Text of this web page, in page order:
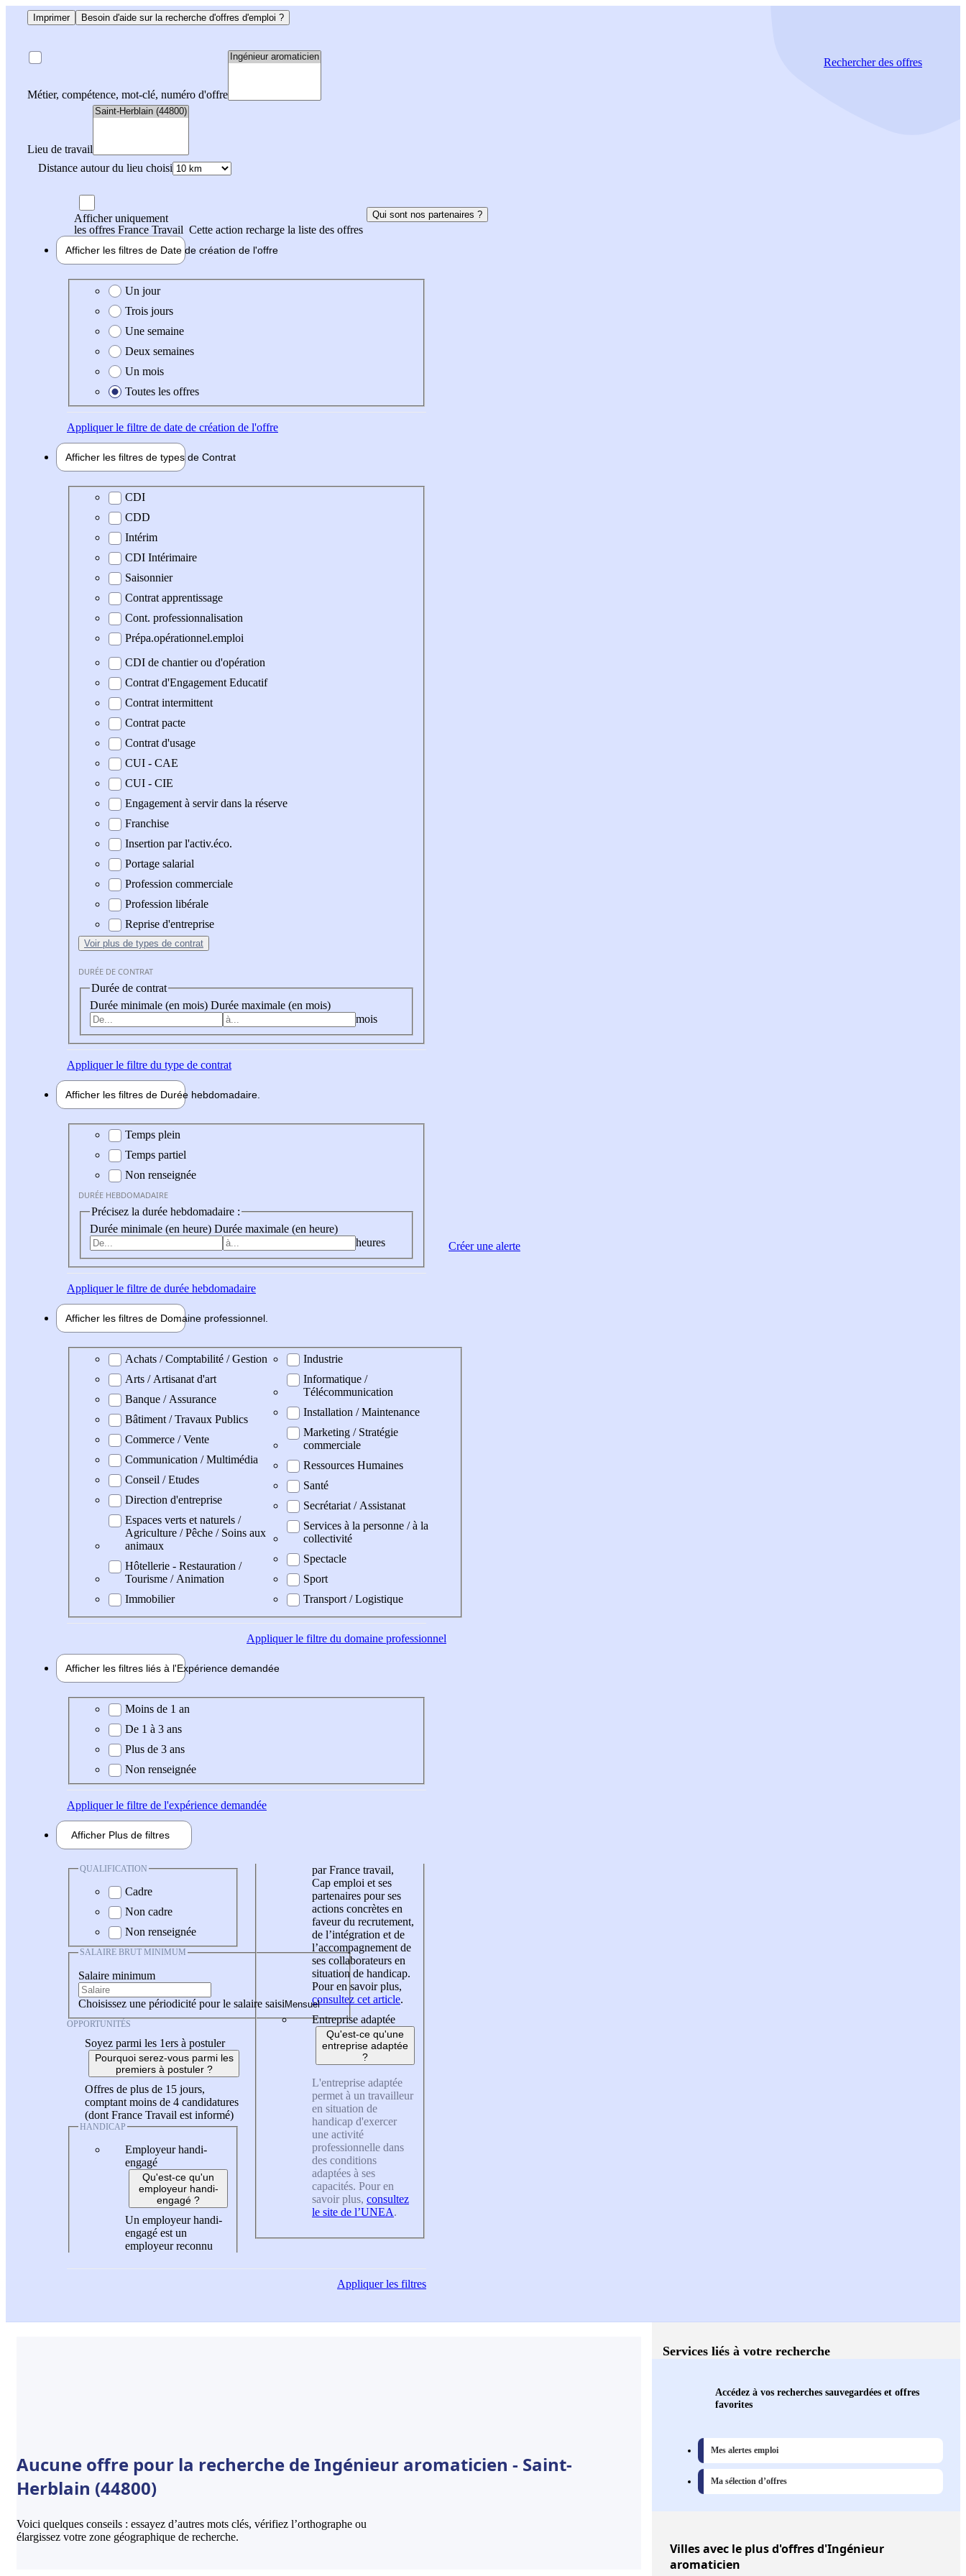
Imprimer Besoin d'aide sur la recherche d'offres d'emploi ?
Métier, compétence, mot-clé, numéro d'offre
Lieu de travail
Distance autour du lieu choisi
Rechercherdes offres
Afficher uniquement
les offres France Travail Cette action recharge la liste des offres
Qui sont nos partenaires ?
Afficher les filtres de Date de création de l'offre
Date de création de l'offre
Un jour
Trois jours
Une semaine
Deux semaines
Un mois
Toutes les offres
Appliquerle filtre de date de création de l'offre
Afficher les filtres de types de Contrat
Type de contrat
CDI
CDD
Intérim
CDI Intérimaire
Saisonnier
Contrat apprentissage
Cont. professionnalisation
Prépa.opérationnel.emploi
CDI de chantier ou d'opération
Contrat d'Engagement Educatif
Contrat intermittent
Contrat pacte
Contrat d'usage
CUI - CAE
CUI - CIE
Engagement à servir dans la réserve
Franchise
Insertion par l'activ.éco.
Portage salarial
Profession commerciale
Profession libérale
Reprise d'entreprise
Voir plus de types de contrat
DURÉE DE CONTRAT
Durée de contrat
Durée minimale (en mois) Durée maximale (en mois)
mois
Appliquerle filtre du type de contrat
Afficher les filtres de Durée hebdomadaire
Durée hebdomadaire
Temps plein
Temps partiel
Non renseignée
DURÉE HEBDOMADAIRE
Précisez la durée hebdomadaire :
Durée minimale (en heure) Durée maximale (en heure)
heures
Appliquerle filtre de durée hebdomadaire
Afficher les filtres de Domaine professionnel
Domaine professionel
Achats / Comptabilité / Gestion
Arts / Artisanat d'art
Banque / Assurance
Bâtiment / Travaux Publics
Commerce / Vente
Communication / Multimédia
Conseil / Etudes
Direction d'entreprise
Espaces verts et naturels /
Agriculture / Pêche / Soins aux
animaux
Hôtellerie - Restauration /
Tourisme / Animation
Immobilier
Industrie
Informatique /
Télécommunication
Installation / Maintenance
Marketing / Stratégie
commerciale
Ressources Humaines
Santé
Secrétariat / Assistanat
Services à la personne / à la
collectivité
Spectacle
Sport
Transport / Logistique
Appliquerle filtre du domaine professionnel
Afficher les filtres liés à l'Expérience demandée
Expérience demandée
Moins de 1 an
De 1 à 3 ans
Plus de 3 ans
Non renseignée
Appliquerle filtre de l'expérience demandée
Afficher Plus de filtres
QUALIFICATION
Cadre
Non cadre
Non renseignée
SALAIRE BRUT MINIMUM
Salaire minimum
Choisissez une périodicité pour le salaire saisi
OPPORTUNITÉS
Soyez parmi les 1ers à postuler
Pourquoi serez-vous parmi les
premiers à postuler ?
Offres de plus de 15 jours,
comptant moins de 4 candidatures
(dont France Travail est informé)
HANDICAP
Employeur handi-
engagé
Qu'est-ce qu'un
employeur handi-
engagé ?
Un employeur handi-
engagé est un
employeur reconnu
par France travail,
Cap emploi et ses
partenaires pour ses
actions concrètes en
faveur du recrutement,
de l’intégration et de
l’accompagnement de
ses collaborateurs en
situation de handicap.
Pour en savoir plus,
consultez cet article.
Entreprise adaptée
Qu'est-ce qu'une
entreprise adaptée
?
L'entreprise adaptée
permet à un travailleur
en situation de
handicap d'exercer
une activité
professionnelle dans
des conditions
adaptées à ses
capacités. Pour en
savoir plus, consultez
le site de l’UNEA.
Appliquerles filtres
Créer une alerte
Aucune offre pour la recherche de Ingénieur aromaticien - Saint-
Herblain (44800)
Voici quelques conseils : essayez d’autres mots clés, vérifiez l’orthographe ou
élargissez votre zone géographique de recherche.
Services liés à votre recherche
Accédez à vos recherches sauvegardées et offres
favorites
Mes alertes emploi
Ma sélection d’offres
Villesavec le plus d'offres d'Ingénieur
aromaticien